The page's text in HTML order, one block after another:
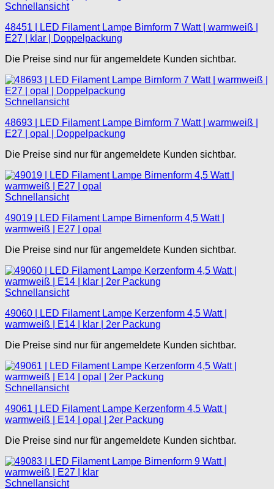
Schnellansicht
48451 | LED Filament Lampe Birnform 7 Watt | warmweiß |
E27 | klar | Doppelpackung
Die Preise sind nur für angemeldete Kunden sichtbar.
Schnellansicht
48693 | LED Filament Lampe Birnform 7 Watt | warmweiß |
E27 | opal | Doppelpackung
Die Preise sind nur für angemeldete Kunden sichtbar.
Schnellansicht
49019 | LED Filament Lampe Birnenform 4,5 Watt |
warmweiß | E27 | opal
Die Preise sind nur für angemeldete Kunden sichtbar.
Schnellansicht
49060 | LED Filament Lampe Kerzenform 4,5 Watt |
warmweiß | E14 | klar | 2er Packung
Die Preise sind nur für angemeldete Kunden sichtbar.
Schnellansicht
49061 | LED Filament Lampe Kerzenform 4,5 Watt |
warmweiß | E14 | opal | 2er Packung
Die Preise sind nur für angemeldete Kunden sichtbar.
Schnellansicht